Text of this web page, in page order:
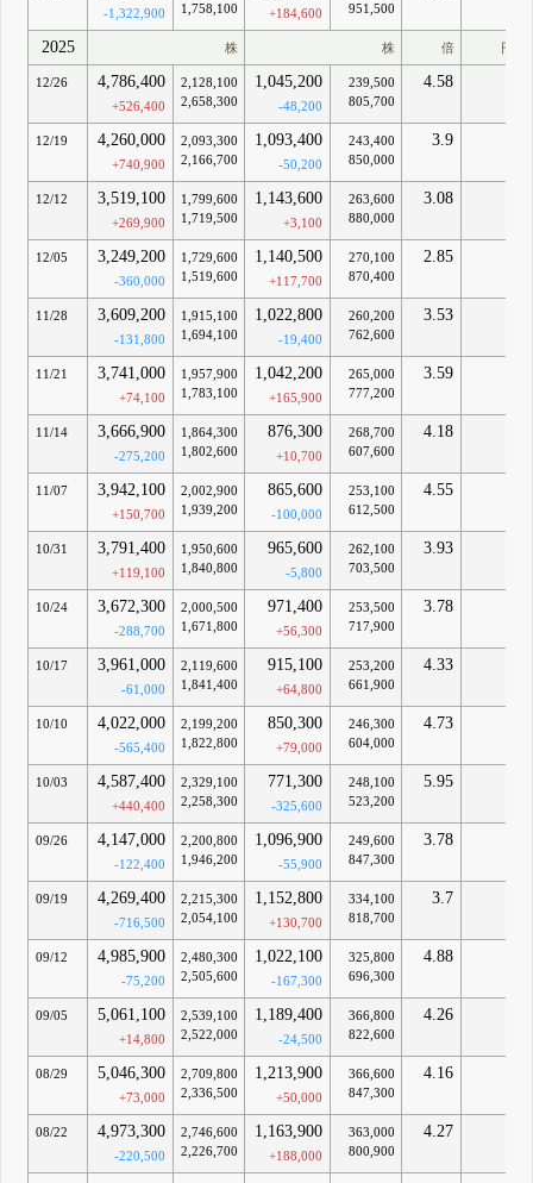
-1,322,900
1,758,100
+184,600
951,500
2025 株 株 倍 円
12/26 4,786,400
+526,400
2,128,100
2,658,300
1,045,200
-48,200
239,500
805,700
4.58
12/19 4,260,000
+740,900
2,093,300
2,166,700
1,093,400
-50,200
243,400
850,000
3.9
12/12 3,519,100
+269,900
1,799,600
1,719,500
1,143,600
+3,100
263,600
880,000
3.08
12/05 3,249,200
-360,000
1,729,600
1,519,600
1,140,500
+117,700
270,100
870,400
2.85
11/28 3,609,200
-131,800
1,915,100
1,694,100
1,022,800
-19,400
260,200
762,600
3.53
11/21 3,741,000
+74,100
1,957,900
1,783,100
1,042,200
+165,900
265,000
777,200
3.59
11/14 3,666,900
-275,200
1,864,300
1,802,600
876,300
+10,700
268,700
607,600
4.18
11/07 3,942,100
+150,700
2,002,900
1,939,200
865,600
-100,000
253,100
612,500
4.55
10/31 3,791,400
+119,100
1,950,600
1,840,800
965,600
-5,800
262,100
703,500
3.93
10/24 3,672,300
-288,700
2,000,500
1,671,800
971,400
+56,300
253,500
717,900
3.78
10/17 3,961,000
-61,000
2,119,600
1,841,400
915,100
+64,800
253,200
661,900
4.33
10/10 4,022,000
-565,400
2,199,200
1,822,800
850,300
+79,000
246,300
604,000
4.73
10/03 4,587,400
+440,400
2,329,100
2,258,300
771,300
-325,600
248,100
523,200
5.95
09/26 4,147,000
-122,400
2,200,800
1,946,200
1,096,900
-55,900
249,600
847,300
3.78
09/19 4,269,400
-716,500
2,215,300
2,054,100
1,152,800
+130,700
334,100
818,700
3.7
09/12 4,985,900
-75,200
2,480,300
2,505,600
1,022,100
-167,300
325,800
696,300
4.88
09/05 5,061,100
+14,800
2,539,100
2,522,000
1,189,400
-24,500
366,800
822,600
4.26
08/29 5,046,300
+73,000
2,709,800
2,336,500
1,213,900
+50,000
366,600
847,300
4.16
08/22 4,973,300
-220,500
2,746,600
2,226,700
1,163,900
+188,000
363,000
800,900
4.27